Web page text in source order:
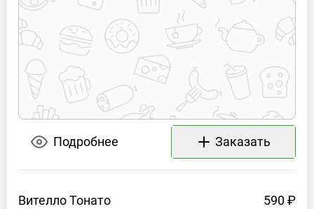
Подробнее Заказать
ВителлоТонато 590 ₽